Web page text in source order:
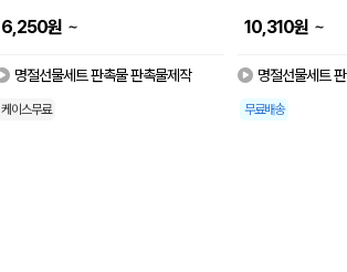
6,250원 ~
명절선물세트 판촉물 판촉물제작
케이스무료
10,310원 ~
명절선물세트
무료배송